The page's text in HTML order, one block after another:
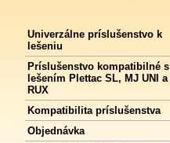
Univerzálne príslušenstvo k
lešeniu
Príslušenstvo kompatibilné s
lešením Plettac SL, MJ UNI a
RUX
Kompatibilita príslušenstva
Objednávka